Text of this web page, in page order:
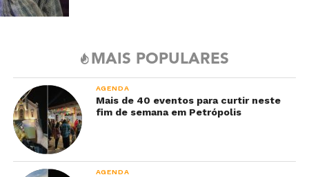
MAIS POPULARES
AGENDA
Mais de 40 eventos para curtir neste
fim de semana em Petrópolis
AGENDA